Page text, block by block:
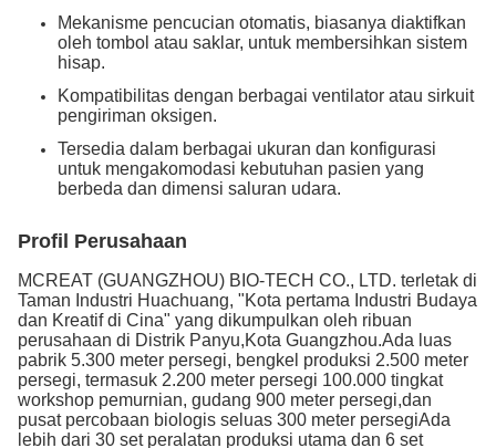
Mekanisme pencucian otomatis, biasanya diaktifkan
oleh tombol atau saklar, untuk membersihkan sistem
hisap.
Kompatibilitas dengan berbagai ventilator atau sirkuit
pengiriman oksigen.
Tersedia dalam berbagai ukuran dan konfigurasi
untuk mengakomodasi kebutuhan pasien yang
berbeda dan dimensi saluran udara.
Profil Perusahaan
MCREAT (GUANGZHOU) BIO-TECH CO., LTD. terletak di
Taman Industri Huachuang, "Kota pertama Industri Budaya
dan Kreatif di Cina" yang dikumpulkan oleh ribuan
perusahaan di Distrik Panyu,Kota Guangzhou.Ada luas
pabrik 5.300 meter persegi, bengkel produksi 2.500 meter
persegi, termasuk 2.200 meter persegi 100.000 tingkat
workshop pemurnian, gudang 900 meter persegi,dan
pusat percobaan biologis seluas 300 meter persegiAda
lebih dari 30 set peralatan produksi utama dan 6 set